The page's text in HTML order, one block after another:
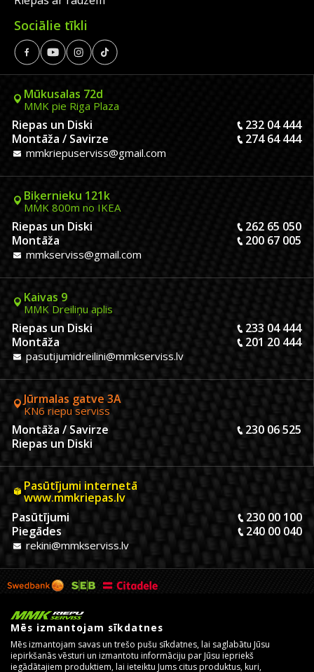
Sociālie tīkli
Mūkusalas 72d
MMK pie Riga Plaza
Riepas un Diski
232 04 444
Montāža / Savirze
274 64 444
mmkriepuserviss@gmail.com
Biķernieku 121k
MMK 800m no IKEA
Riepas un Diski
262 65 050
Montāža
200 67 005
mmkserviss@gmail.com
Kaivas 9
MMK Dreiliņu aplis
Riepas un Diski
233 04 444
Montāža
201 20 444
pasutijumidreilini@mmkserviss.lv
Jūrmalas gatve 3A
KN6 riepu serviss
Montāža / Savirze
230 06 525
Riepas un Diski
Pasūtījumi internetā
www.mmkriepas.lv
Pasūtījumi
230 00 100
Piegādes
240 00 040
rekini@mmkserviss.lv
Mēs izmantojam sīkdatnes
Mēs izmantojam savas un trešo pušu sīkdatnes, lai saglabātu Jūsu
iepirkšanās vēsturi un izmantotu informāciju par Jūsu iepriekš
iegādātajiem produktiem, lai ieteiktu Jums citus produktus, kuri,